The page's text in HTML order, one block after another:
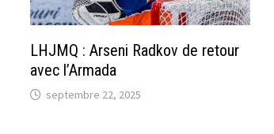
LHJMQ : Arseni Radkov de retour
avec l’Armada
septembre 22, 2025